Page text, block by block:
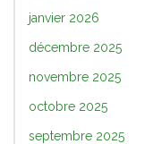
janvier 2026
décembre 2025
novembre 2025
octobre 2025
septembre 2025